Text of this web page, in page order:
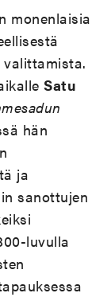
monenlaisia
Satu
hän
ja
sanottujen
luvulla